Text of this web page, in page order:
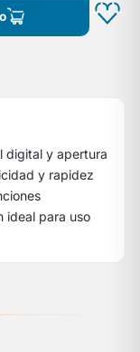
digital y apertura
y rapidez
ideal para uso